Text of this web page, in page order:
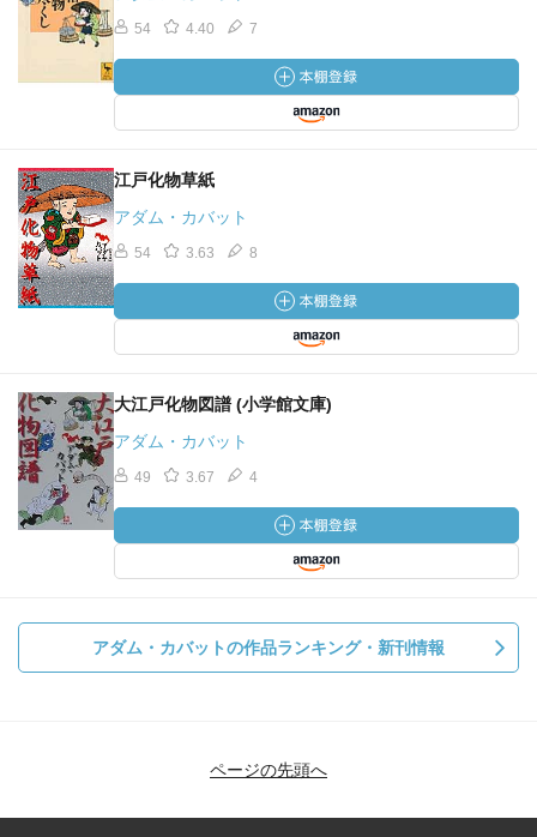
54 4.40 7
江戸化物草紙
アダム・カバット
54 3.63 8
大江戸化物図譜 (小学館文庫)
アダム・カバット
49 3.67 4
アダム・カバットの作品ランキング・新刊情報
ページの先頭へ